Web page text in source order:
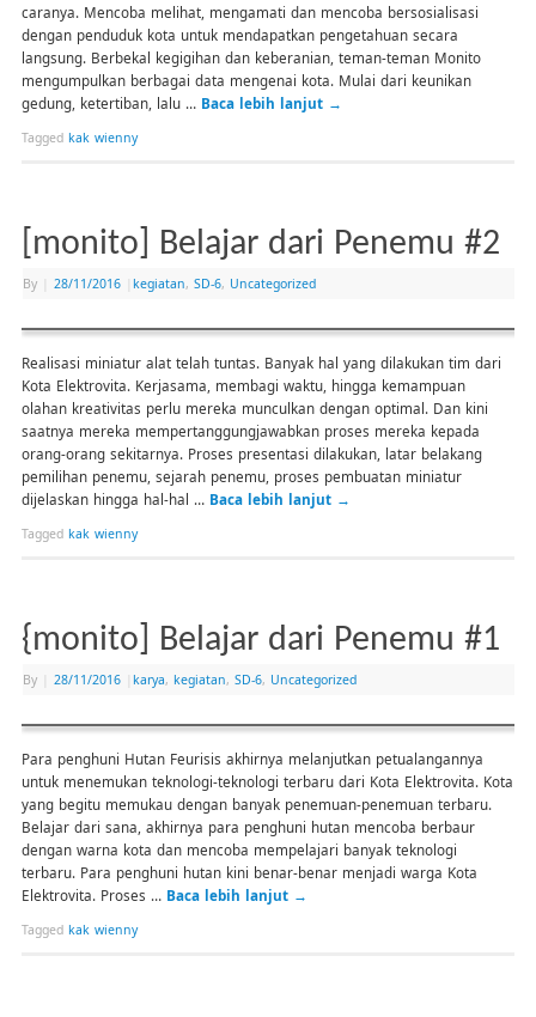
caranya. Mencoba melihat, mengamati dan mencoba bersosialisasi
dengan penduduk kota untuk mendapatkan pengetahuan secara
langsung. Berbekal kegigihan dan keberanian, teman-teman Monito
mengumpulkan berbagai data mengenai kota. Mulai dari keunikan
gedung, ketertiban, lalu … Baca lebih lanjut →
Tagged kak wienny
[monito] Belajar dari Penemu #2
By 28/11/2016 kegiatan, SD-6, Uncategorized
Realisasi miniatur alat telah tuntas. Banyak hal yang dilakukan tim dari
Kota Elektrovita. Kerjasama, membagi waktu, hingga kemampuan
olahan kreativitas perlu mereka munculkan dengan optimal. Dan kini
saatnya mereka mempertanggungjawabkan proses mereka kepada
orang-orang sekitarnya. Proses presentasi dilakukan, latar belakang
pemilihan penemu, sejarah penemu, proses pembuatan miniatur
dijelaskan hingga hal-hal … Baca lebih lanjut →
Tagged kak wienny
{monito] Belajar dari Penemu #1
By 28/11/2016 karya, kegiatan, SD-6, Uncategorized
Para penghuni Hutan Feurisis akhirnya melanjutkan petualangannya
untuk menemukan teknologi-teknologi terbaru dari Kota Elektrovita. Kota
yang begitu memukau dengan banyak penemuan-penemuan terbaru.
Belajar dari sana, akhirnya para penghuni hutan mencoba berbaur
dengan warna kota dan mencoba mempelajari banyak teknologi
terbaru. Para penghuni hutan kini benar-benar menjadi warga Kota
Elektrovita. Proses … Baca lebih lanjut →
Tagged kak wienny